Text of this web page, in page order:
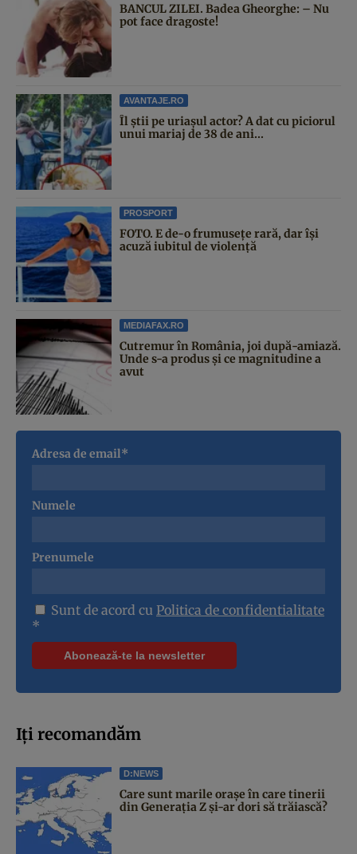
BANCUL ZILEI. Badea Gheorghe: – Nu
pot face dragoste!
AVANTAJE.RO
Îl știi pe uriașul actor? A dat cu piciorul
unui mariaj de 38 de ani...
PROSPORT
FOTO. E de-o frumusețe rară, dar își
acuză iubitul de violență
MEDIAFAX.RO
Cutremur în România, joi după-amiază.
Unde s-a produs și ce magnitudine a
avut
Adresa de email*
Numele
Prenumele
Sunt de acord cu Politica de confidentialitate
*
Iți recomandăm
D:NEWS
Care sunt marile orașe în care tinerii
din Generația Z și-ar dori să trăiască?